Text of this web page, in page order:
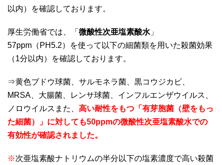
以内）を確認しております。
厚生労働省では、「 微酸性次亜塩素酸水 」
57ppm（PH5.2）を使って以下の細菌類を用いた殺菌効果
（1分以内）を確認しております。
⇒黄色ブドウ球菌、サルモネラ菌、黒コウジカビ、
MRSA、大腸菌、レンサ球菌、インフルエンザウイルス、
ノロウイルスまた、 高い耐性をもつ「有芽胞菌（壁をもっ
た細菌）」に対しても50ppmの微酸性次亜塩素酸水での
有効性が確認されました。
※次亜塩素酸ナトリウムの半分以下の塩素濃度で高い殺菌